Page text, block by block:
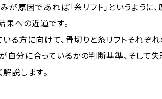
が原因であれば「糸リフト」というように
果への近道です。
る方に向けて、骨切りと糸リフトそれぞ
自分に合っているかの判断基準、そして
説します。